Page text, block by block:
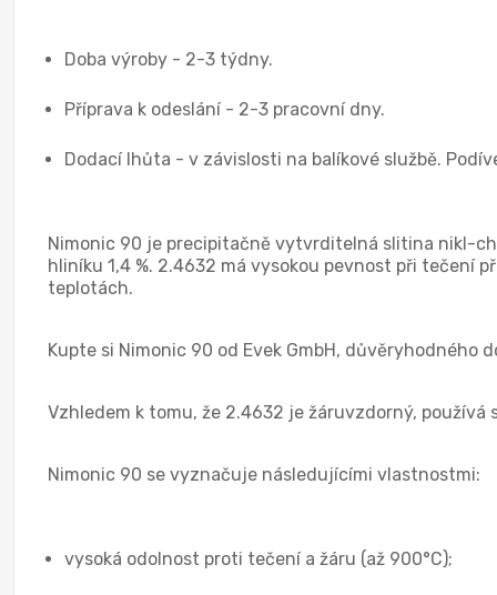
Doba výroby - 2-3 týdny.
Příprava k odeslání - 2-3 pracovní dny.
Dodací lhůta - v závislosti na balíkové službě.
Nimonic 90 je precipitačně vytvrditelná slitina nikl-
hliníku 1,4 %. 2.4632 má vysokou pevnost při tečení
teplotách.
Kupte si Nimonic 90 od Evek GmbH,
Vzhledem k tomu, že 2.4632 je žáruvzdorný,
Nimonic 90 se vyznačuje následujícími vlastnostmi:
vysoká odolnost proti tečení a žáru (až 900°C);